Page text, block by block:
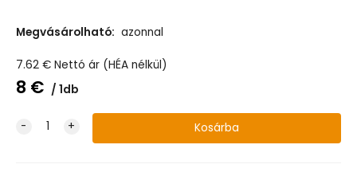
Megvásárolható: azonnal
7.62€ Nettó ár (HÉA nélkül)
8 € 1db